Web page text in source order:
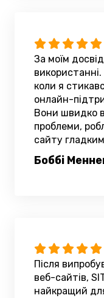
За моїм
коли я
онлайн-
Вони швидко
проблеми,
сайту
Боббі
Після
веб-сайтів,
найкращий